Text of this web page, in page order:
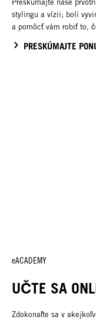
Preskúmajte naše
stylingu a vízii; boli
a pomôcť vám robiť to,
PRESKÚMAJTE
eACADEMY
UČTE SA
Zdokonaľte sa v